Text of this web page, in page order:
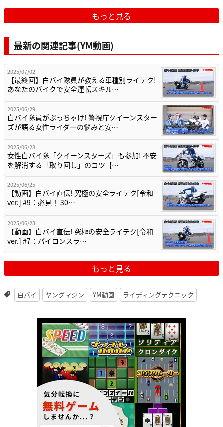
もっと見る
最新の関連記事(YM動画)
2025/07/02
【最終回】白バイ隊員が教える車種別ライテク!
あなたのバイクで安全運転スキル…
2025/06/29
白バイ隊員がぶっちゃけ! 警視庁クイーンスター
ズが語る女性ライダーの悩みと安…
2025/06/28
女性白バイ隊「クイーンスターズ」も参加! 不安
を解消する「取り回し」のコツ【…
2025/06/25
【動画】白バイ直伝! 究極の安全ライテク[令和
ver.] #9：必見！ 30…
2025/06/23
【動画】白バイ直伝! 究極の安全ライテク[令和
ver.] #7：パイロンスラ…
もっと見る
白バイ ヤングマシン YM動画 ライディングテクニック